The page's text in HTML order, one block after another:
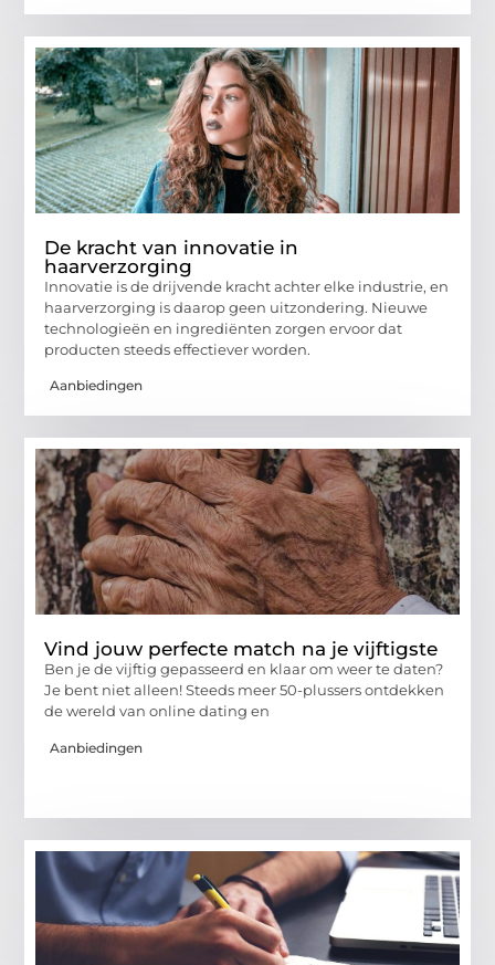
De kracht van innovatie in
haarverzorging
Innovatie is de drijvende kracht achter elke industrie, en
haarverzorging is daarop geen uitzondering. Nieuwe
technologieën en ingrediënten zorgen ervoor dat
producten steeds effectiever worden.
Aanbiedingen
Vind jouw perfecte match na je vijftigste
Ben je de vijftig gepasseerd en klaar om weer te daten?
Je bent niet alleen! Steeds meer 50-plussers ontdekken
de wereld van online dating en
Aanbiedingen